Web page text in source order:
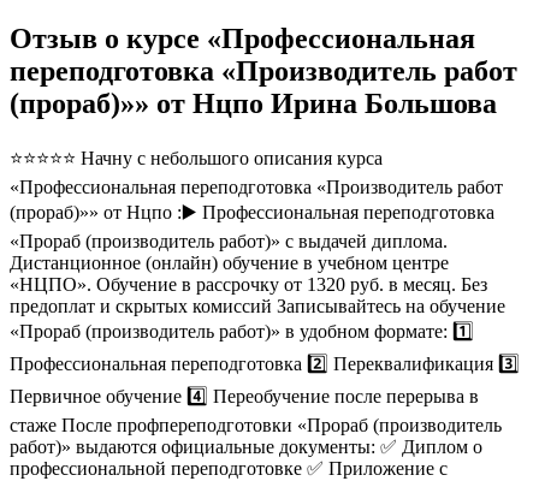
Отзыв о курсе «Профессиональная
переподготовка «Производитель работ
(прораб)»» от Нцпо Ирина Большова
⭐⭐⭐⭐⭐ Начну с небольшого описания курса
«Профессиональная переподготовка «Производитель работ
(прораб)»» от Нцпо :▶️ Профессиональная переподготовка
«Прораб (производитель работ)» с выдачей диплома.
Дистанционное (онлайн) обучение в учебном центре
«НЦПО». Обучение в рассрочку от 1320 руб. в месяц. Без
предоплат и скрытых комиссий Записывайтесь на обучение
«Прораб (производитель работ)» в удобном формате: 1️⃣
Профессиональная переподготовка 2️⃣ Переквалификация 3️⃣
Первичное обучение 4️⃣ Переобучение после перерыва в
стаже После профпереподготовки «Прораб (производитель
работ)» выдаются официальные документы: ✅ Диплом о
профессиональной переподготовке ✅ Приложение с